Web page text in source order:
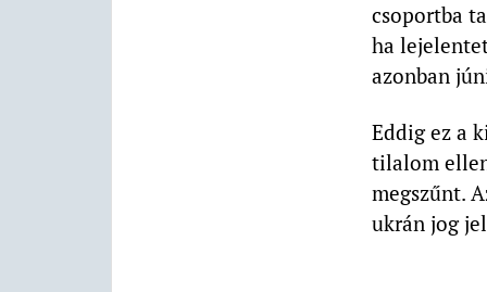
csoportba
ha
azonban
Eddig ez a
tilalom
megszűnt.
ukrán jog